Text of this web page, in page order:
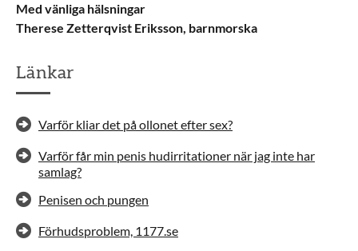
Med vänliga hälsningar
Therese Zetterqvist Eriksson, barnmorska
Länkar
Varför kliar det på ollonet efter sex?
Varför får min penis hudirritationer när jag inte har
samlag?
Penisen och pungen
Förhudsproblem, 1177.se